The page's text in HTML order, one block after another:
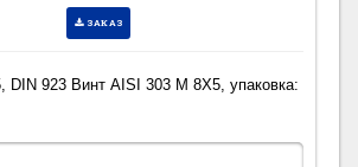
ЗАКАЗ
DIN 923 Винт AISI 303 M 8X5, упаковка: